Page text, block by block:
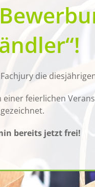
die
feierlichen
bereits jetzt frei!